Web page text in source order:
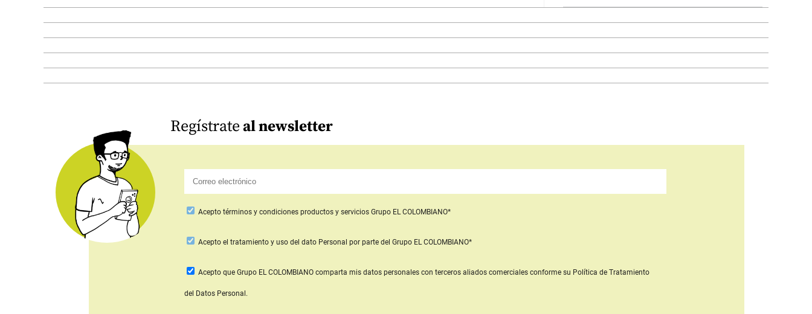
Regístrateal newsletter
Acepto términos y condiciones productos y servicios Grupo EL COLOMBIANO*
Aceptoel tratamiento y uso del dato Personal por parte del Grupo EL COLOMBIANO*
Acepto que Grupo EL COLOMBIANO comparta mis datos personales con terceros aliados comercialesconforme su Política de Tratamiento
del Datos Personal.